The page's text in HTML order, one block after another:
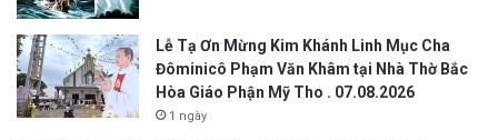
Lễ Tạ Ơn Mừng Kim Khánh Linh Mục Cha
Đôminicô Phạm Văn Khâm tại Nhà Thờ Bắc
Hòa Giáo Phận Mỹ Tho . 07.08.2026
1 ngày